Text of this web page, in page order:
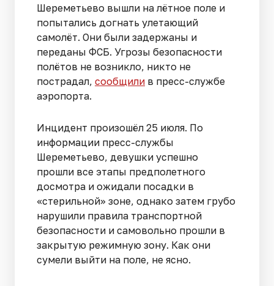
Шереметьево вышли на лётное поле и
попытались догнать улетающий
самолёт. Они были задержаны и
переданы ФСБ. Угрозы безопасности
полётов не возникло, никто не
пострадал, сообщили в пресс-службе
аэропорта.
Инцидент произошёл 25 июля. По
информации пресс-службы
Шереметьево, девушки успешно
прошли все этапы предполетного
досмотра и ожидали посадки в
«стерильной» зоне, однако затем грубо
нарушили правила транспортной
безопасности и самовольно прошли в
закрытую режимную зону. Как они
сумели выйти на поле, не ясно.